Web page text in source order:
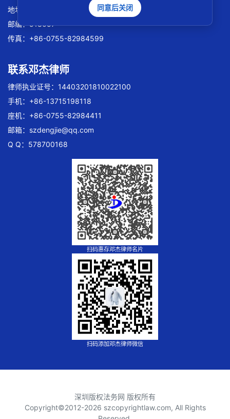
地址：广东省深圳市南山区科发路19号华润置地大厦D座19楼
邮编：518057
传真：+86-0755-82984599
联系邓杰律师
律师执业证号：14403201810022100
手机：+86-13715198118
座机：+86-0755-82984411
邮箱： szdengjie@qq.com
Q Q：578700168
扫码惠存邓杰律师名片
扫码添加邓杰律师微信
深圳版权法务网 版权所有
Copyright©2012-2026 szcopyrightlaw.com, All Rights
同意后关闭